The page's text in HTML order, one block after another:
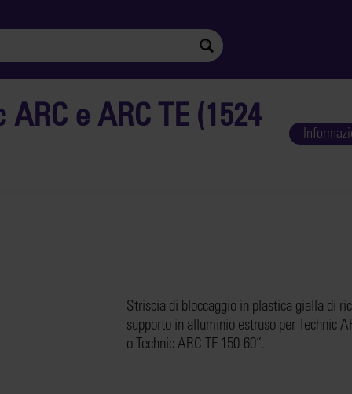
e ARC TE (1524
Striscia di bloccaggio in plastica gialla di
supporto in alluminio estruso per Technic
o Technic ARC TE 150-60”.